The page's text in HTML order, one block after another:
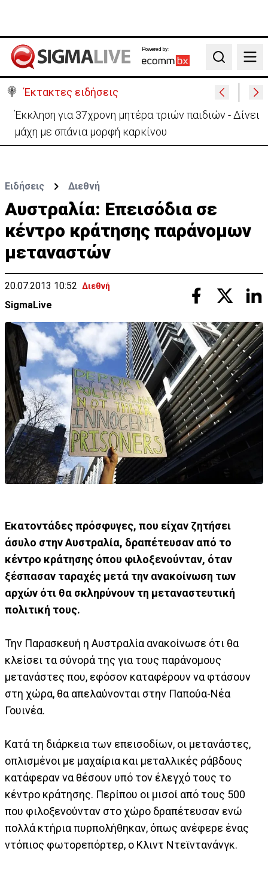
Powered by:
Search
Έκτακτες ειδήσεις
Γερμανία: Συγκρούστηκαν δύο τραμ - Τουλάχιστον
25 τραυματίες, οι 7 σοβαρά
Ειδήσεις Διεθνή
Αυστραλία: Επεισόδια σε
κέντρο κράτησης παράνομων
μεταναστών
20.07.2013 10:52 Διεθνή
SigmaLive
Εκατοντάδες πρόσφυγες, που είχαν ζητήσει
άσυλο στην Αυστραλία, δραπέτευσαν από το
κέντρο κράτησης όπου φιλοξενούνταν, όταν
ξέσπασαν ταραχές μετά την ανακοίνωση των
αρχών ότι θα σκληρύνουν τη μεταναστευτική
πολιτική τους.
Την Παρασκευή η Αυστραλία ανακοίνωσε ότι θα
κλείσει τα σύνορά της για τους παράνομους
μετανάστες που, εφόσον καταφέρουν να φτάσουν
στη χώρα, θα απελαύνονται στην Παπούα-Νέα
Γουινέα.
Κατά τη διάρκεια των επεισοδίων, οι μετανάστες,
οπλισμένοι με μαχαίρια και μεταλλικές ράβδους
κατάφεραν να θέσουν υπό τον έλεγχό τους το
κέντρο κράτησης. Περίπου οι μισοί από τους 500
που φιλοξενούνταν στο χώρο δραπέτευσαν ενώ
πολλά κτήρια πυρπολήθηκαν, όπως ανέφερε ένας
ντόπιος φωτορεπόρτερ, ο Κλιντ Ντεϊντανάνγκ.